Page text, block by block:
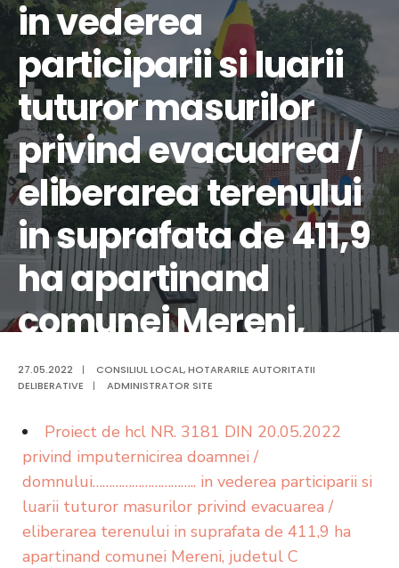
in vederea
participarii si luarii
tuturor masurilor
privind evacuarea /
eliberarea terenului
in suprafata de 411,9
ha apartinand
comunei Mereni,
judetul C
27.05.2022 | CONSILIUL LOCAL,HOTARARILE AUTORITATII
DELIBERATIVE
| ADMINISTRATOR SITE
Proiect de hcl NR. 3181 DIN 20.05.2022
privind imputernicirea doamnei /
domnului………………………….. in vederea participarii si
luarii tuturor masurilor privind evacuarea /
eliberarea terenului in suprafata de 411,9 ha
apartinand comunei Mereni, judetul C